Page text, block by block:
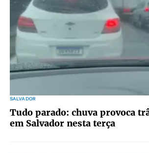
SALVADOR
Tudo parado: chuva provoca
em Salvador nesta terça